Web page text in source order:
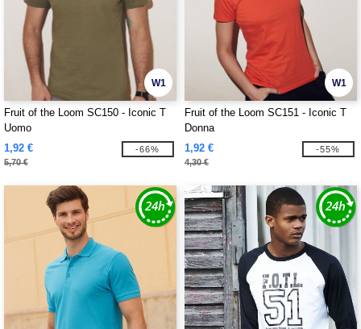
W1
Fruit of the Loom SC150 - Iconic T
Uomo
1,92 €
5,70 €
-66%
W1
Fruit of the Loom SC151 - Iconic T
Donna
1,92 €
4,30 €
-55%